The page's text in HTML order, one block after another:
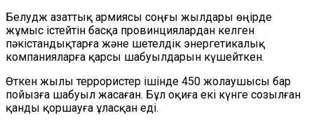
Белудж азаттық армиясы соңғы жылдары өңірде
жұмыс істейтін басқа провинциялардан келген
пәкістандықтарға және шетелдік энергетикалық
компанияларға қарсы шабуылдарын күшейткен.
Өткен жылы террористер ішінде 450 жолаушысы бар
пойызға шабуыл жасаған. Бұл оқиға екі күнге созылған
қанды қоршауға ұласқан еді.